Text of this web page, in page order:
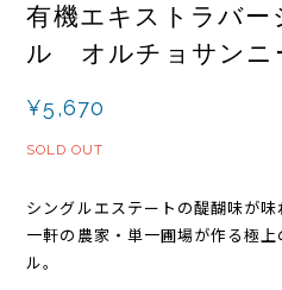
有機エキストラバー
ル オルチョサン
¥5,670
SOLD OUT
シングルエステートの醍醐味が味
一軒の農家・単一圃場が作る極
ル。